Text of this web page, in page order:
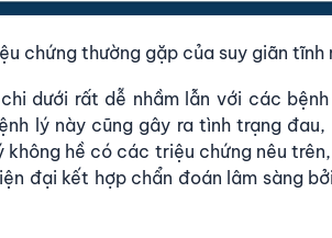
chứng thường gặp của suy giãn tĩnh
dưới rất dễ nhầm lẫn với các
lý này cũng gây ra tình trạng đau,
không hề có các triệu chứng nêu
đại kết hợp chẩn đoán lâm sàng